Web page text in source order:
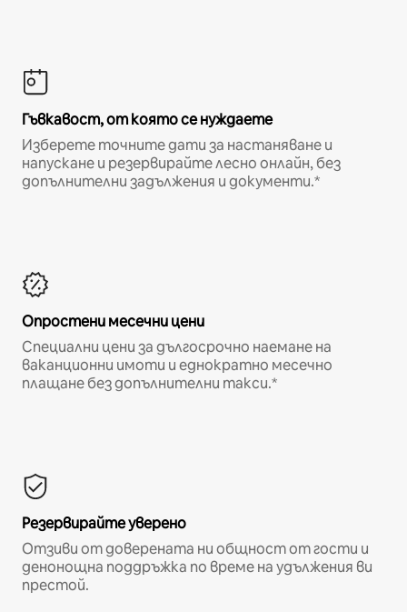
Гъвкавост, от която се нуждаете
Изберете точните дати за настаняване и
напускане и резервирайте лесно онлайн, без
допълнителни задължения и документи.*
Опростени месечни цени
Специални цени за дългосрочно наемане на
ваканционни имоти и еднократно месечно
плащане без допълнителни такси.*
Резервирайте уверено
Отзиви от доверената ни общност от гости и
денонощна поддръжка по време на удължения ви
престой.